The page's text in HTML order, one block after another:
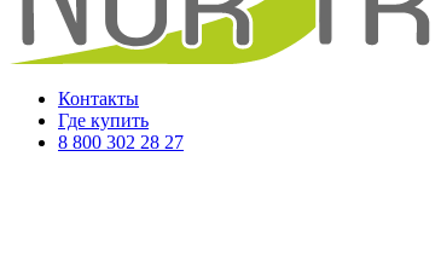
Контакты
Где купить
8 800 302 28 27